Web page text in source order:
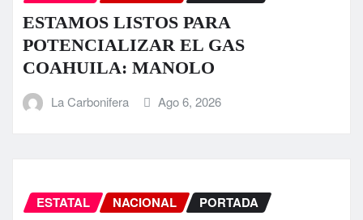
ESTAMOS LISTOS PARA
POTENCIALIZAR EL GAS
COAHUILA: MANOLO
La Carbonifera Ago 6, 2026
ESTATAL NACIONAL PORTADA